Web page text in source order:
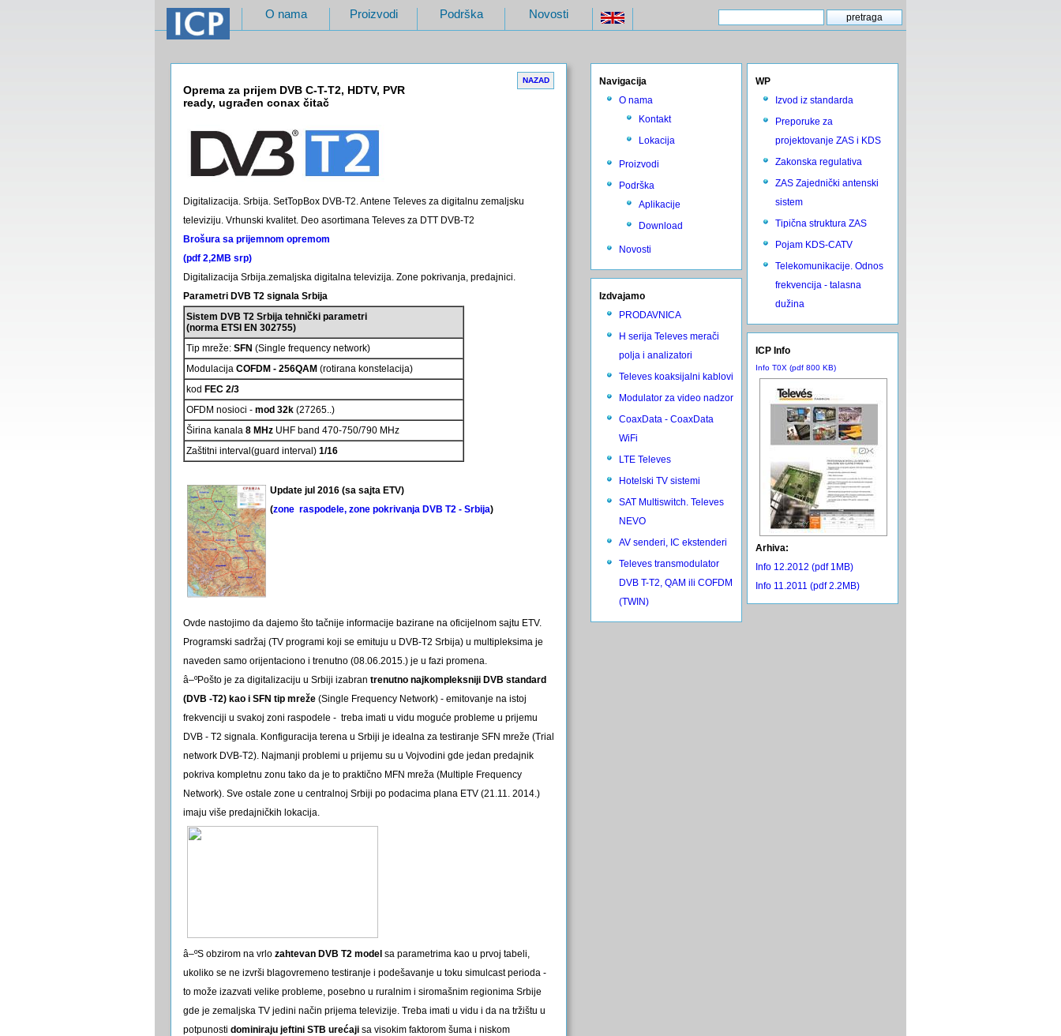
O nama Proizvodi Podrška Novosti
Oprema za prijem DVB C-T-T2, HDTV, PVR
ready, ugrađen conax čitač
NAZAD
Digitalizacija. Srbija. SetTopBox DVB-T2. Antene Televes za digitalnu zemaljsku
televiziju. Vrhunski kvalitet. Deo asortimana Televes za DTT DVB-T2
Brošura sa prijemnom opremom
(pdf 2,2MB srp)
Digitalizacija Srbija.zemaljska digitalna televizija. Zone pokrivanja, predajnici.
Parametri DVB T2 signala Srbija
Sistem DVB T2 Srbija tehnički parametri
(norma ETSI EN 302755)
Tip mreže: SFN (Single frequency network)
Modulacija COFDM - 256QAM (rotirana konstelacija)
kod FEC 2/3
OFDM nosioci - mod 32k (27265..)
Širina kanala 8 MHz UHF band 470-750/790 MHz
Zaštitni interval(guard interval) 1/16
Update jul 2016 (sa sajta ETV)
(zone raspodele, zone pokrivanja DVB T2 - Srbija)
Ovde nastojimo da dajemo što tačnije informacije bazirane na oficijelnom sajtu ETV.
Programski sadržaj (TV programi koji se emituju u DVB-T2 Srbija) u multipleksima je
naveden samo orijentaciono i trenutno (08.06.2015.) je u fazi promena.
â–ºPošto je za digitalizaciju u Srbiji izabran trenutno najkompleksniji DVB standard
(DVB -T2) kao i SFN tip mreže (Single Frequency Network) - emitovanje na istoj
frekvenciji u svakoj zoni raspodele - treba imati u vidu moguće probleme u prijemu
DVB - T2 signala. Konfiguracija terena u Srbiji je idealna za testiranje SFN mreže (Trial
network DVB-T2). Najmanji problemi u prijemu su u Vojvodini gde jedan predajnik
pokriva kompletnu zonu tako da je to praktično MFN mreža (Multiple Frequency
Network). Sve ostale zone u centralnoj Srbiji po podacima plana ETV (21.11. 2014.)
imaju više predajničkih lokacija.
â–ºS obzirom na vrlo zahtevan DVB T2 model sa parametrima kao u prvoj tabeli,
ukoliko se ne izvrši blagovremeno testiranje i podešavanje u toku simulcast perioda -
to može izazvati velike probleme, posebno u ruralnim i siromašnim regionima Srbije
gde je zemaljska TV jedini način prijema televizije. Treba imati u vidu i da na tržištu u
potpunosti dominiraju jeftini STB urećaji sa visokim faktorom šuma i niskom
Navigacija
O nama
Kontakt
Lokacija
Proizvodi
Podrška
Aplikacije
Download
Novosti
WP
Izvod iz standarda
Preporuke za
projektovanje ZAS i KDS
Zakonska regulativa
ZAS Zajednički antenski
sistem
Tipična struktura ZAS
Pojam KDS-CATV
Telekomunikacije. Odnos
frekvencija - talasna
dužina
Izdvajamo
PRODAVNICA
H serija Televes merači
polja i analizatori
Televes koaksijalni kablovi
Modulator za video nadzor
CoaxData - CoaxData
WiFi
LTE Televes
Hotelski TV sistemi
SAT Multiswitch. Televes
NEVO
AV senderi, IC ekstenderi
Televes transmodulator
DVB T-T2, QAM ili COFDM
(TWIN)
ICP Info
Info T0X (pdf 800 KB)
Arhiva:
Info 12.2012 (pdf 1MB)
Info 11.2011 (pdf 2.2MB)